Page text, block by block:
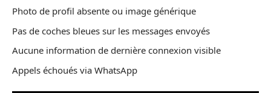
Photo de profil absente ou image générique
Pas de coches bleues sur les messages envoyés
Aucune information de dernière connexion visible
Appels échoués via WhatsApp